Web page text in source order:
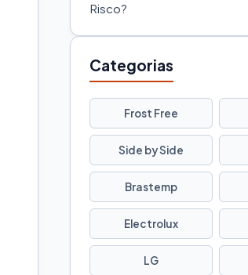
Risco?
Categorias
Frost Free
Side by Side
Brastemp
Electrolux
LG